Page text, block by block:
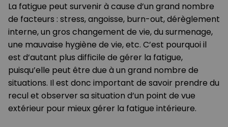
La fatigue peut survenir à cause d’un grand nombre
de facteurs : stress, angoisse, burn-out, dérèglement
interne, un gros changement de vie, du surmenage,
une mauvaise hygiène de vie, etc. C’est pourquoi il
est d’autant plus difficile de gérer la fatigue,
puisqu’elle peut être due à un grand nombre de
situations. Il est donc important de savoir prendre du
recul et observer sa situation d’un point de vue
extérieur pour mieux gérer la fatigue intérieure.